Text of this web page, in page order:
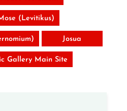
(Levitikus)
Josua
Gallery Main Site